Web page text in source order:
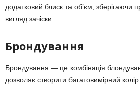
додатковий блиск та об’єм, зберігаючи
вигляд зачіски.
Брондування
Брондування — це комбінація
дозволяє створити багатовимірний